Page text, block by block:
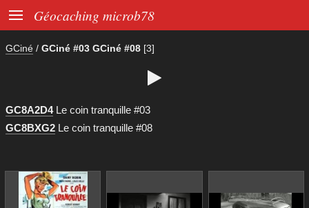
 Géocaching microb78
GCiné / GCiné #03 GCiné #08 [3]

GC8A2D4Le coin tranquille #03
GC8BXG2 Le coin tranquille #08